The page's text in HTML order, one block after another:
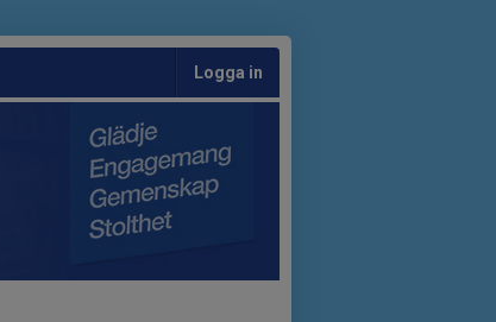
Logga in